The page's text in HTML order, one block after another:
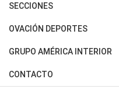
Últimas Noticias
Política
Judiciales
SECCIONES
Horóscopo
Motores
Trucos caseros
OVACIÓN DEPORTES
Fútbol
Mundial
Automovilismo
GRUPO AMÉRICA INTERIOR
Canal 7 en Vivo
CONTACTO